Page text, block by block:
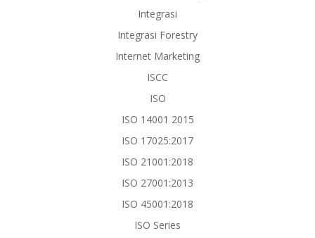
Integrasi
Integrasi Forestry
Internet Marketing
ISCC
ISO
ISO 14001 2015
ISO 17025:2017
ISO 21001:2018
ISO 27001:2013
ISO 45001:2018
ISO Series